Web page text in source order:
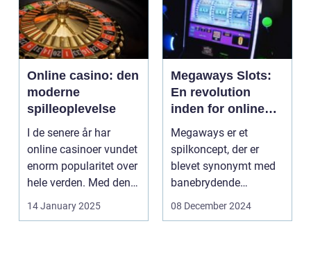
Online casino: den
moderne
spilleoplevelse
I de senere år har
online casinoer vundet
enorm popularitet over
hele verden. Med den
teknolog...
14 January 2025
Megaways Slots:
En revolution
inden for online
spilleautomater
Megaways er et
spilkoncept, der er
blevet synonymt med
banebrydende
innovation inden for
08 December 2024